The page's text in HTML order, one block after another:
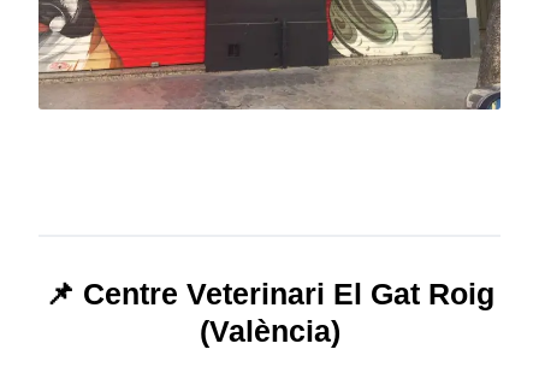
📌 Centre Veterinari El Gat Roig
(València)